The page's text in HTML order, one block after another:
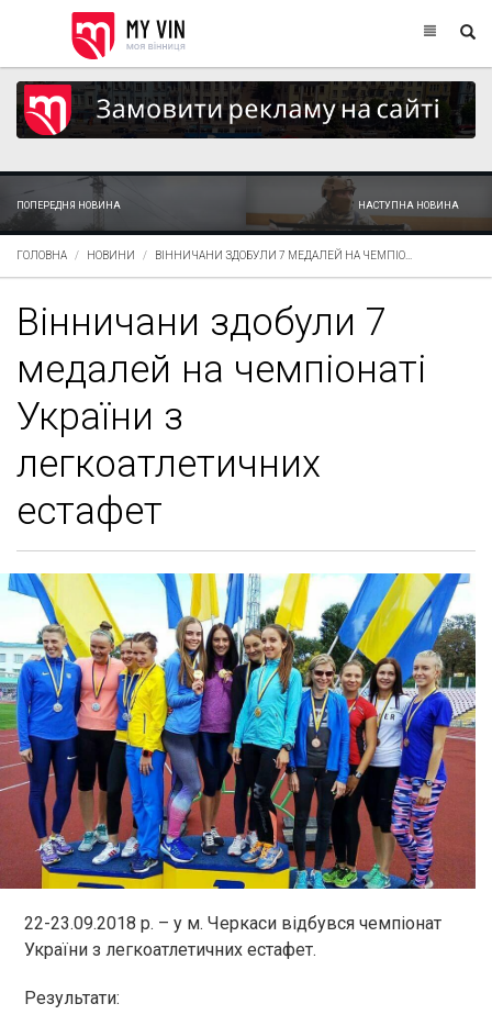
ПОПЕРЕДНЯ НОВИНА НАСТУПНА НОВИНА
ГОЛОВНА НОВИНИ ВІННИЧАНИ ЗДОБУЛИ 7 МЕДАЛЕЙ НА ЧЕМПІО...
Вінничани здобули 7
медалей на чемпіонаті
України з
легкоатлетичних
естафет
22-23.09.2018 р. – у м. Черкаси відбувся чемпіонат
України з легкоатлетичних естафет.
Результати: